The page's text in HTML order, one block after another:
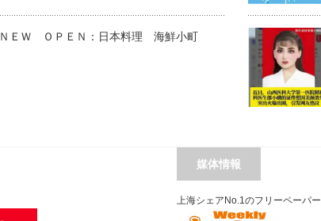
ＮＥＷ ＯＰＥＮ：日本料理 海鮮小町
媒体情報
上海シェアNo.1のフリーペーパー